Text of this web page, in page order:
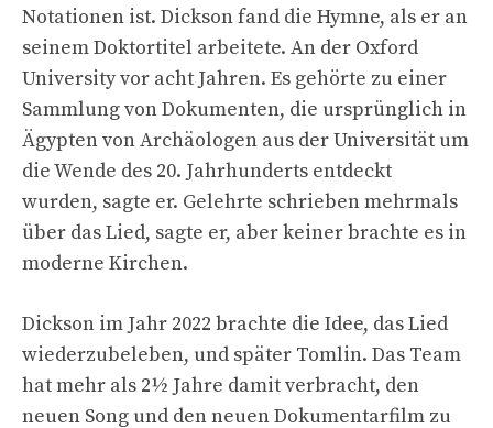
Notationen ist. Dickson fand die Hymne, als er an
seinem Doktortitel arbeitete. An der Oxford
University vor acht Jahren. Es gehörte zu einer
Sammlung von Dokumenten, die ursprünglich in
Ägypten von Archäologen aus der Universität um
die Wende des 20. Jahrhunderts entdeckt
wurden, sagte er. Gelehrte schrieben mehrmals
über das Lied, sagte er, aber keiner brachte es in
moderne Kirchen.
Dickson im Jahr 2022 brachte die Idee, das Lied
wiederzubeleben, und später Tomlin. Das Team
hat mehr als 2½ Jahre damit verbracht, den
neuen Song und den neuen Dokumentarfilm zu